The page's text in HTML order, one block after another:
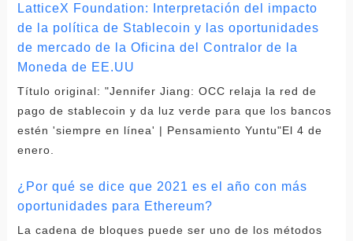
LatticeX Foundation: Interpretación del impacto
de la política de Stablecoin y las oportunidades
de mercado de la Oficina del Contralor de la
Moneda de EE.UU
Título original: "Jennifer Jiang: OCC relaja la red de
pago de stablecoin y da luz verde para que los bancos
estén 'siempre en línea' | Pensamiento Yuntu"El 4 de
enero.
¿Por qué se dice que 2021 es el año con más
oportunidades para Ethereum?
La cadena de bloques puede ser uno de los métodos